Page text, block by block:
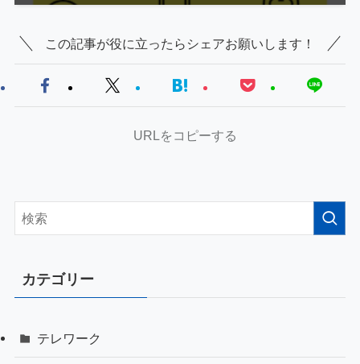
この記事が役に立ったらシェアお願いします！
URLをコピーする
カテゴリー
テレワーク